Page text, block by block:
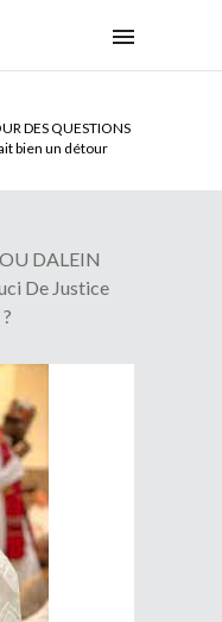
DES QUESTIONS
valait bien un détour
SENAT BENINOIS :
partir !
DALEIN
De Justice